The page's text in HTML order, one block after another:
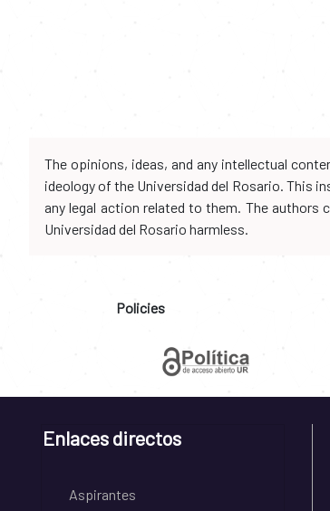
The opinions, ideas, and any intellectual
ideology of the Universidad del Rosario. This
any legal action related to them. The
Universidad del Rosario harmless.
Policies
Enlaces directos
Aspirantes